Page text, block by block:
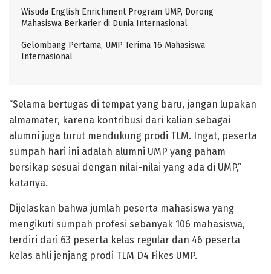
Wisuda English Enrichment Program UMP, Dorong
Mahasiswa Berkarier di Dunia Internasional
Gelombang Pertama, UMP Terima 16 Mahasiswa
Internasional
“Selama bertugas di tempat yang baru, jangan lupakan
almamater, karena kontribusi dari kalian sebagai
alumni juga turut mendukung prodi TLM. Ingat, peserta
sumpah hari ini adalah alumni UMP yang paham
bersikap sesuai dengan nilai-nilai yang ada di UMP,”
katanya.
Dijelaskan bahwa jumlah peserta mahasiswa yang
mengikuti sumpah profesi sebanyak 106 mahasiswa,
terdiri dari 63 peserta kelas regular dan 46 peserta
kelas ahli jenjang prodi TLM D4 Fikes UMP.